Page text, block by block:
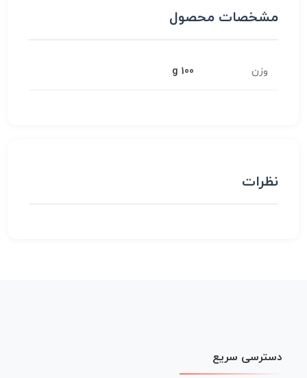
مشخصات محصول
وزن 100 g
نظرات
دسترسی سریع